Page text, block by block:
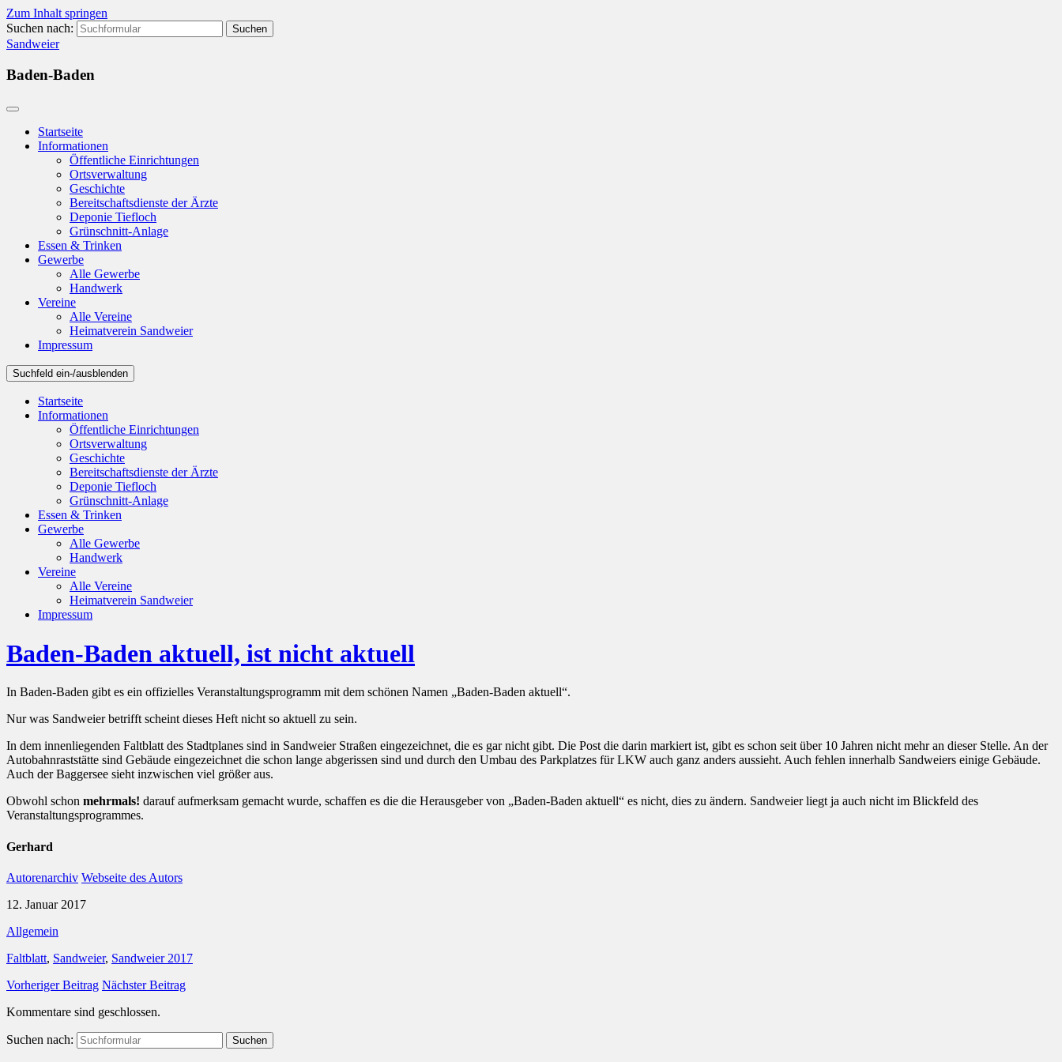
Zum Inhalt springen
Suchen nach:
Sandweier
Baden-Baden
Startseite
Informationen
Öffentliche Einrichtungen
Ortsverwaltung
Geschichte
Bereitschaftsdienste der Ärzte
Deponie Tiefloch
Grünschnitt-Anlage
Essen & Trinken
Gewerbe
Alle Gewerbe
Handwerk
Vereine
Alle Vereine
Heimatverein Sandweier
Impressum
Suchfeld ein-/ausblenden
Startseite
Informationen
Öffentliche Einrichtungen
Ortsverwaltung
Geschichte
Bereitschaftsdienste der Ärzte
Deponie Tiefloch
Grünschnitt-Anlage
Essen & Trinken
Gewerbe
Alle Gewerbe
Handwerk
Vereine
Alle Vereine
Heimatverein Sandweier
Impressum
Baden-Baden aktuell, ist nicht aktuell
In Baden-Baden gibt es ein offizielles Veranstaltungsprogramm mit dem schönen Namen „Baden-Baden aktuell“.
Nur was Sandweier betrifft scheint dieses Heft nicht so aktuell zu sein.
In dem innenliegenden Faltblatt des Stadtplanes sind in Sandweier Straßen eingezeichnet, die es gar nicht gibt. Die Post die darin markiert ist, gibt es schon seit über 10 Jahren nicht mehr an dieser Stelle. An der
Autobahnraststätte sind Gebäude eingezeichnet die schon lange abgerissen sind und durch den Umbau des Parkplatzes für LKW auch ganz anders aussieht. Auch fehlen innerhalb Sandweiers einige Gebäude.
Auch der Baggersee sieht inzwischen viel größer aus.
Obwohl schon mehrmals! darauf aufmerksam gemacht wurde, schaffen es die die Herausgeber von „Baden-Baden aktuell“ es nicht, dies zu ändern. Sandweier liegt ja auch nicht im Blickfeld des
Veranstaltungsprogrammes.
Gerhard
Autorenarchiv Webseite des Autors
12. Januar 2017
Allgemein
Faltblatt, Sandweier, Sandweier 2017
Vorheriger Beitrag Nächster Beitrag
Kommentare sind geschlossen.
Suchen nach: